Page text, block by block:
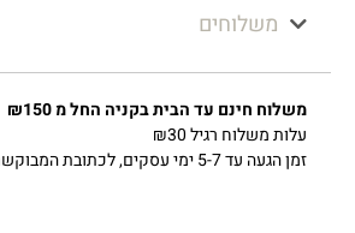
משלוחים
משלוח חינם עד הבית בקניה החל מ ₪150
עלות משלוח רגיל ₪30
זמן הגעה עד 5-7 ימי עסקים, לכתובת המבוקשת